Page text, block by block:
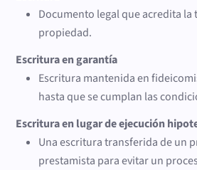
Documento legal que acredita
propiedad.
Escritura en garantía
Escritura mantenida en
hasta que se cumplan las
Escritura en lugar de ejecución
Una escritura transferida de un
prestamista para evitar un